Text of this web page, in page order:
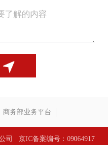
商务部业务平台
司 京IC备案编号：09064917